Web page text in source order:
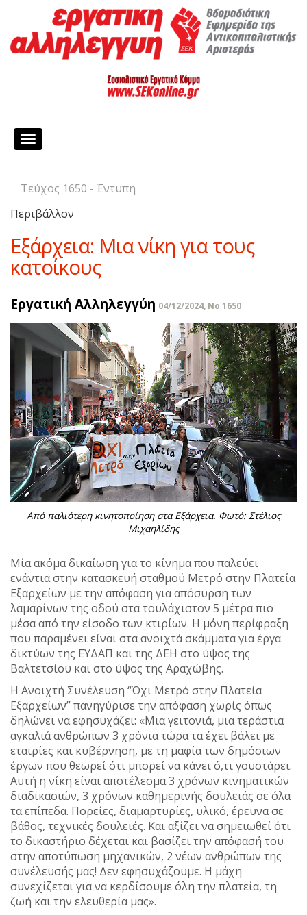
Toggle
Τεύχος 1650 - Έντυπη
Περιβάλλον
Εξάρχεια: Μια νίκη για τους
κατοίκους
Εργατική Αλληλεγγύη 04/12/2024, No 1650
Από παλιότερη κινητοποίηση στα Εξάρχεια. Φωτό: Στέλιος
Μιχαηλίδης
Μία ακόμα δικαίωση για το κίνημα που παλεύει
ενάντια στην κατασκευή σταθμού Μετρό στην Πλατεία
Εξαρχείων με την απόφαση για απόσυρση των
λαμαρίνων της οδού στα τουλάχιστον 5 μέτρα πιο
μέσα από την είσοδο των κτιρίων. Η μόνη περίφραξη
που παραμένει είναι στα ανοιχτά σκάμματα για έργα
δικτύων της ΕΥΔΑΠ και της ΔΕΗ στο ύψος της
Βαλτετσίου και στο ύψος της Αραχώβης.
Η Ανοιχτή Συνέλευση “Όχι Μετρό στην Πλατεία
Εξαρχείων” πανηγύρισε την απόφαση χωρίς όπως
δηλώνει να εφησυχάζει: «Μια γειτονιά, μια τεράστια
αγκαλιά ανθρώπων 3 χρόνια τώρα τα έχει βάλει με
εταιρίες και κυβέρνηση, με τη μαφία των δημόσιων
έργων που θεωρεί ότι μπορεί να κάνει ό,τι γουστάρει.
Αυτή η νίκη είναι αποτέλεσμα 3 χρόνων κινηματικών
διαδικασιών, 3 χρόνων καθημερινής δουλειάς σε όλα
τα επίπεδα. Πορείες, διαμαρτυρίες, υλικό, έρευνα σε
βάθος, τεχνικές δουλειές. Και αξίζει να σημειωθεί ότι
το δικαστήριο δέχεται και βασίζει την απόφασή του
στην αποτύπωση μηχανικών, 2 νέων ανθρώπων της
συνέλευσής μας! Δεν εφησυχάζουμε. Η μάχη
συνεχίζεται για να κερδίσουμε όλη την πλατεία, τη
ζωή και την ελευθερία μας».